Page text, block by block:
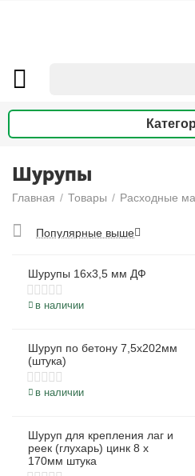
Шурупы
Главная / Товары / Расходные
Популярные выше
Шурупы 16х3,5 мм ДФ
в наличии
Шуруп по бетону 7,5х202мм
(штука)
в наличии
Шуруп для крепления лаг и
реек (глухарь) цинк 8 х
170мм штука